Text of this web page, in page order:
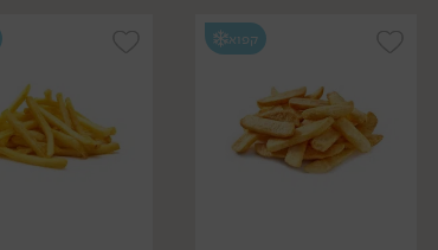
קפוא